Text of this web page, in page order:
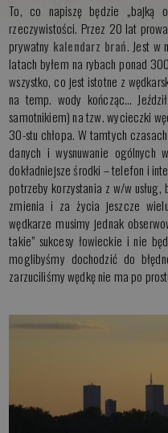
To, co napiszę będzie „bajką
rzeczywistości. Przez 20 lat
prywatny kalendarz brań. Jest w
latach byłem na rybach ponad
wszystko, co jest istotne z
na temp. wody kończąc…
samotnikiem) na tzw. wycieczki
30-stu chłopa. W tamtych
danych i wysnuwanie ogólnych
dokładniejsze środki – telefon i
potrzeby korzystania z w/w
zmienia i za życia jeszcze
wędkarze musimy jednak
takie” sukcesy łowieckie i nie
moglibyśmy dochodzić do
zarzuciliśmy wędkę nie ma po